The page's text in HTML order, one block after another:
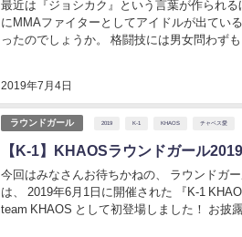
2019年7月4日
最近は『ジョシカク』という言葉が作られ
にMMAファイターとしてアイドルが出ている時代ですから！w 世の
ったのでしょうか。 格闘技には男女問わずも
ラウンドガール 2019 K-1 KHAOS チャベス愛
【K-1】KHAOSラウンドガール
今回はみなさんお待ちかねの、 ラウンドガール特集です！！！
は、 2019年6月1日に開催された 『K-1
team KHAOS として初登場しました！ お披露目からは少し経ちますが、 ここで彼女たちをご紹介